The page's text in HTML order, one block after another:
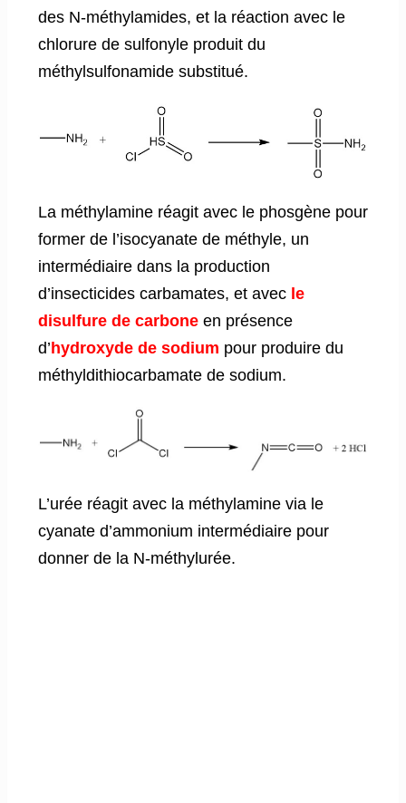
des N-méthylamides, et la réaction avec le
chlorure de sulfonyle produit du
méthylsulfonamide substitué.
La méthylamine réagit avec le phosgène pour
former de l’isocyanate de méthyle, un
intermédiaire dans la production
d’insecticides carbamates, et avec le
disulfure de carbone en présence
d’hydroxyde de sodium pour produire du
méthyldithiocarbamate de sodium.
L’urée réagit avec la méthylamine via le
cyanate d’ammonium intermédiaire pour
donner de la N-méthylurée.